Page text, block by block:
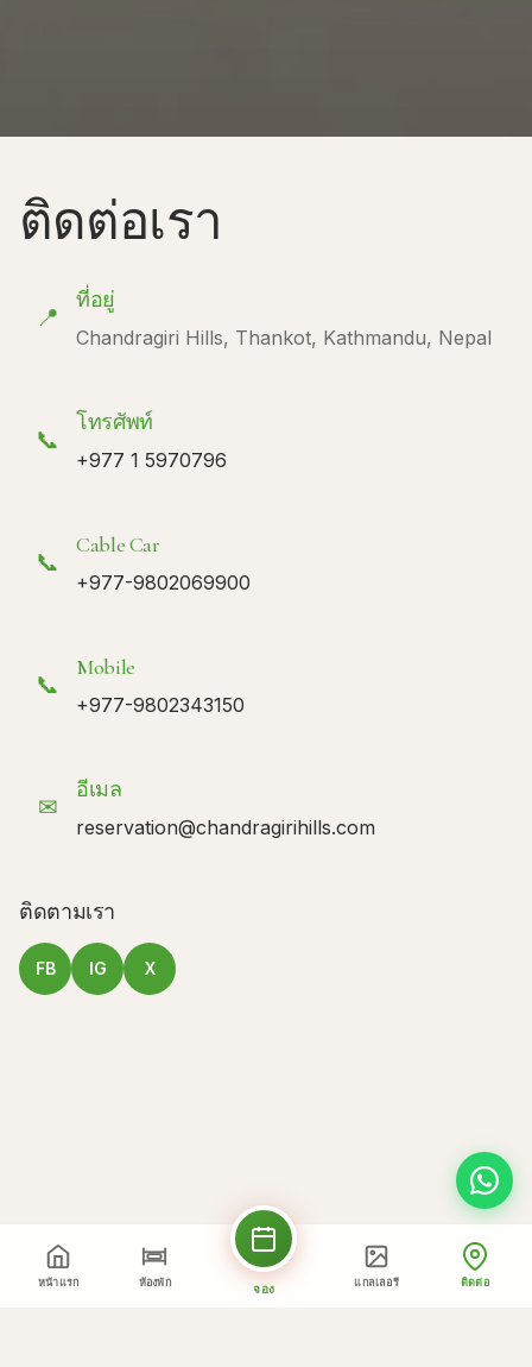
ติดต่อเรา
📍
ที่อยู่
Chandragiri Hills, Thankot, Kathmandu, Nepal
📞
โทรศัพท์
+977 1 5970796
📞
Cable Car
+977-9802069900
📞
Mobile
+977-9802343150
✉
อีเมล
reservation@chandragirihills.com
ติดตามเรา
FB IG X
หน้าแรก ห้องพัก จอง แกลเลอรี ติดต่อ